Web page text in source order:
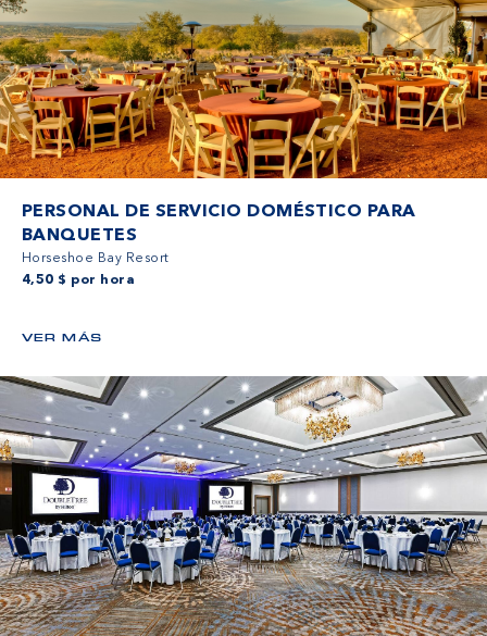
PERSONAL DE SERVICIO DOMÉSTICO PARA
BANQUETES
Horseshoe Bay Resort
4,50 $ por hora
VER MÁS